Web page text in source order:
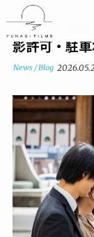
湊川神社の
影許可・駐
News / Blog